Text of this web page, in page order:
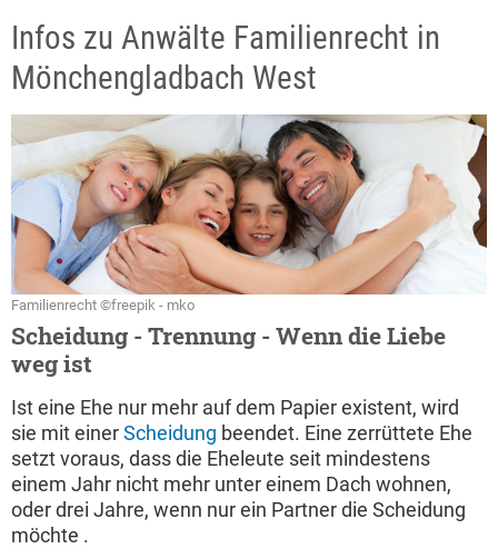
Infos zu Anwälte Familienrecht in
Mönchengladbach West
Familienrecht ©freepik - mko
Scheidung - Trennung - Wenn die Liebe
weg ist
Ist eine Ehe nur mehr auf dem Papier existent, wird
sie mit einerScheidung beendet. Eine zerrüttete Ehe
setzt voraus, dass die Eheleute seit mindestens
einem Jahr nicht mehr unter einem Dach wohnen,
oder drei Jahre, wenn nur ein Partner die Scheidung
möchte .